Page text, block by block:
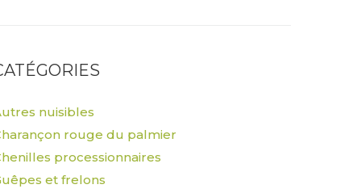
nuisibles
rouge du palmier
processionnaires
et frelons